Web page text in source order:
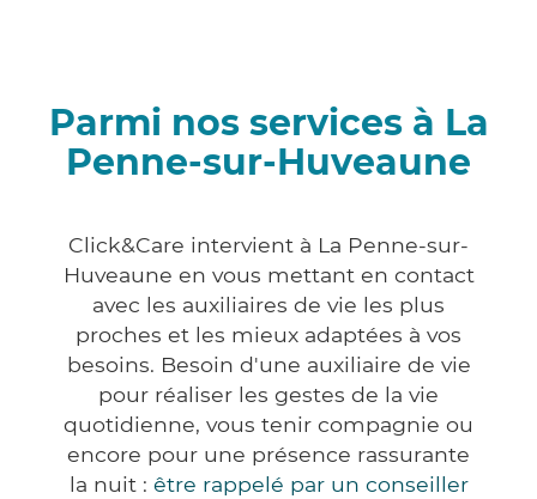
Parmi nos services à La
Penne-sur-Huveaune
Click&Care intervient à La Penne-sur-
Huveaune en vous mettant en contact
avec les auxiliaires de vie les plus
proches et les mieux adaptées à vos
besoins. Besoin d'une auxiliaire de vie
pour réaliser les gestes de la vie
quotidienne, vous tenir compagnie ou
encore pour une présence rassurante
la nuit : être rappelé par un conseiller